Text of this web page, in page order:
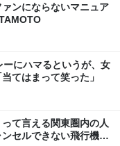
ンにならないマニュア
にハマるというが、女
てはまって笑った」
て言える関東圏内の人
セルできない飛行機代